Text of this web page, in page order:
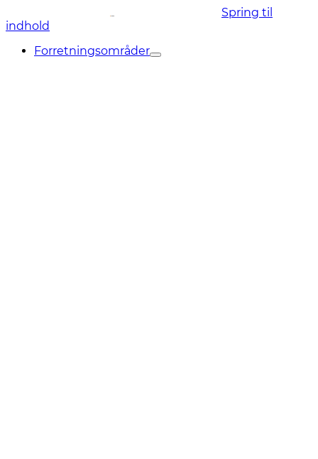
Spring til
indhold
Forretningsområder